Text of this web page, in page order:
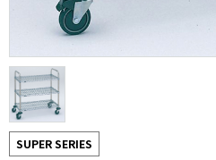
SUPER SERIES